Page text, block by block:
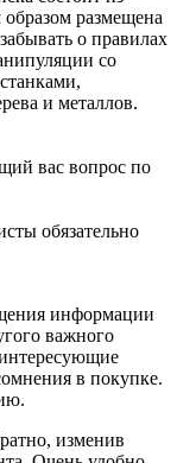
размещена
о правилах
со
и металлов.
вас вопрос по
обязательно
информации
важного
в покупке.
изменив